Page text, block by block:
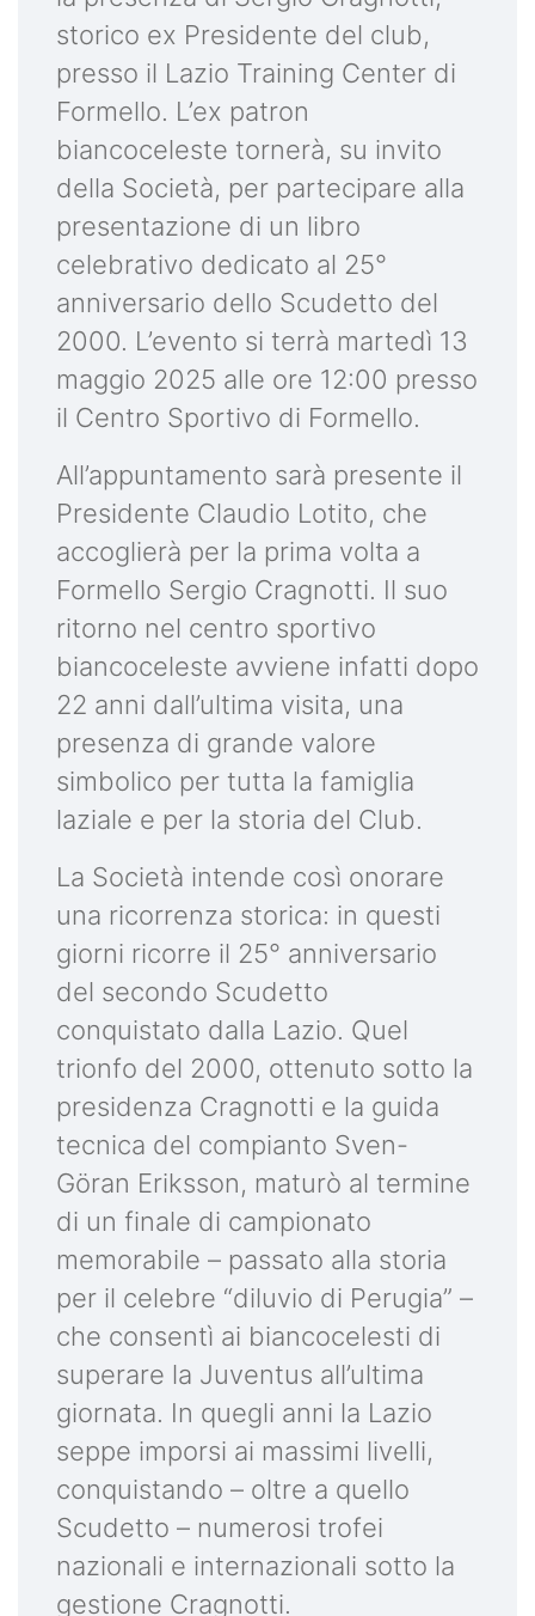
storico ex Presidente del club,
presso il Lazio Training Center di
Formello. L’ex patron
biancoceleste tornerà, su invito
della Società, per partecipare alla
presentazione di un libro
celebrativo dedicato al 25°
anniversario dello Scudetto del
2000. L’evento si terrà martedì 13
maggio 2025 alle ore 12:00 presso
il Centro Sportivo di Formello.
All’appuntamento sarà presente il
Presidente Claudio Lotito, che
accoglierà per la prima volta a
Formello Sergio Cragnotti. Il suo
ritorno nel centro sportivo
biancoceleste avviene infatti dopo
22 anni dall’ultima visita, una
presenza di grande valore
simbolico per tutta la famiglia
laziale e per la storia del Club.
La Società intende così onorare
una ricorrenza storica: in questi
giorni ricorre il 25° anniversario
del secondo Scudetto
conquistato dalla Lazio. Quel
trionfo del 2000, ottenuto sotto la
presidenza Cragnotti e la guida
tecnica del compianto Sven-
Göran Eriksson, maturò al termine
di un finale di campionato
memorabile – passato alla storia
per il celebre “diluvio di Perugia” –
che consentì ai biancocelesti di
superare la Juventus all’ultima
giornata. In quegli anni la Lazio
seppe imporsi ai massimi livelli,
conquistando – oltre a quello
Scudetto – numerosi trofei
nazionali e internazionali sotto la
gestione Cragnotti.